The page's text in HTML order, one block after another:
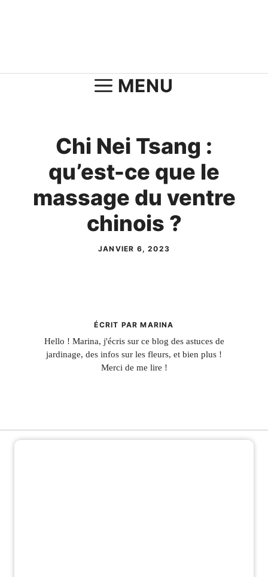
MENU
Chi Nei Tsang :
qu’est-ce que le
massage du ventre
chinois ?
JANVIER 6, 2023
ÉCRIT PAR MARINA
Hello ! Marina, j'écris sur ce blog des astuces de
jardinage, des infos sur les fleurs, et bien plus !
Merci de me lire !